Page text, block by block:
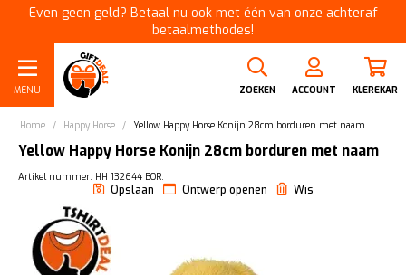
Even geen geld? Betaal nu ook met één van onze achteraf
betaalmethodes!
MENU ZOEKEN ACCOUNT KLEREKAR
Home / Happy Horse / Yellow Happy Horse Konijn 28cm borduren met naam
Yellow Happy Horse Konijn 28cm borduren met naam
Artikel nummer: HH 132644 BOR.
Opslaan Ontwerp openen Wis